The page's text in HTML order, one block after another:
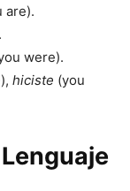
are).
were).
hiciste (you